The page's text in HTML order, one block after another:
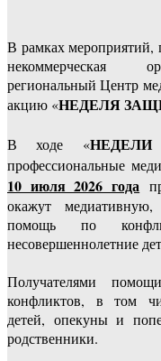
В рамках
некоммерческая
региональный Центр
акцию «НЕДЕЛЯ
В ходе «
профессиональные
10 июля 2026 года
окажут
помощь по
несовершеннолетние
Получателями
конфликтов, в том
детей, опекуны и
родственники.